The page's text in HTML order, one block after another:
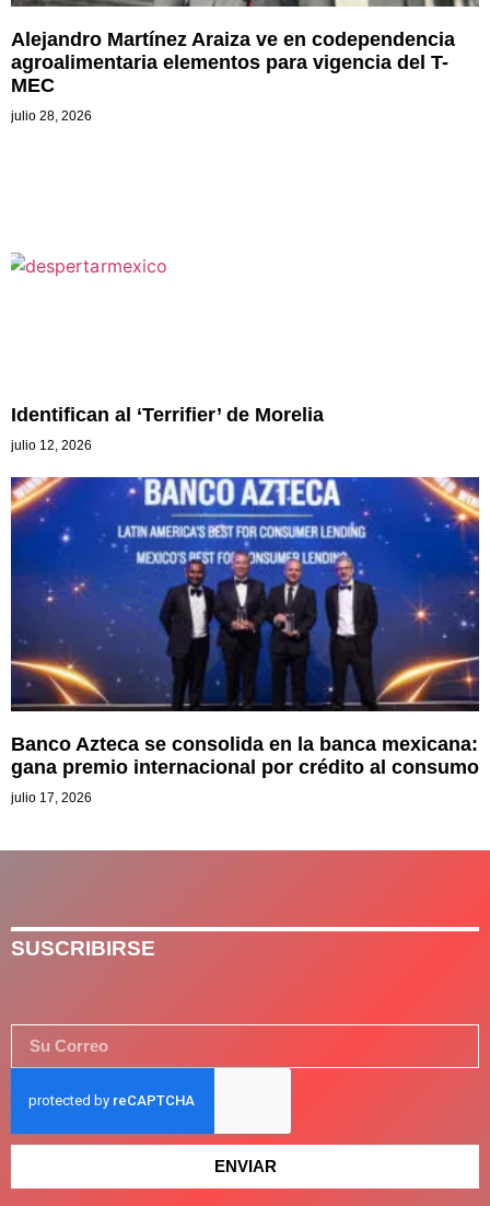
Alejandro Martínez Araiza ve en codependencia
agroalimentaria elementos para vigencia del T-
MEC
julio 28, 2026
Identifican al ‘Terrifier’ de Morelia
julio 12, 2026
Banco Azteca se consolida en la banca mexicana:
gana premio internacional por crédito al consumo
julio 17, 2026
SUSCRIBIRSE
ENVIAR